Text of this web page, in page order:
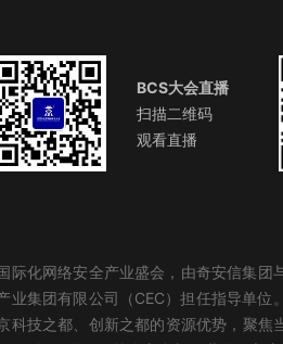
BCS大会直播
扫描二维码
观看直播
化网络安全产业盛会，由奇安信集
集团有限公司（CEC）担任指导单位
技之都、创新之都的资源优势，聚